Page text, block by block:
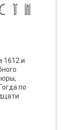
1612 и
по